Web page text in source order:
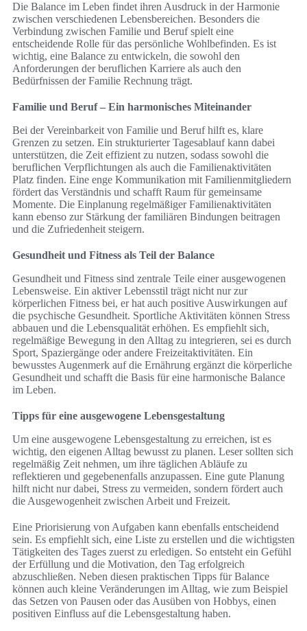
Die Balance im Leben findet ihren Ausdruck in der Harmonie
zwischen verschiedenen Lebensbereichen. Besonders die
Verbindung zwischen Familie und Beruf spielt eine
entscheidende Rolle für das persönliche Wohlbefinden. Es ist
wichtig, eine Balance zu entwickeln, die sowohl den
Anforderungen der beruflichen Karriere als auch den
Bedürfnissen der Familie Rechnung trägt.
Familie und Beruf – Ein harmonisches Miteinander
Bei der Vereinbarkeit von Familie und Beruf hilft es, klare
Grenzen zu setzen. Ein strukturierter Tagesablauf kann dabei
unterstützen, die Zeit effizient zu nutzen, sodass sowohl die
beruflichen Verpflichtungen als auch die Familienaktivitäten
Platz finden. Eine enge Kommunikation mit Familienmitgliedern
fördert das Verständnis und schafft Raum für gemeinsame
Momente. Die Einplanung regelmäßiger Familienaktivitäten
kann ebenso zur Stärkung der familiären Bindungen beitragen
und die Zufriedenheit steigern.
Gesundheit und Fitness als Teil der Balance
Gesundheit und Fitness sind zentrale Teile einer ausgewogenen
Lebensweise. Ein aktiver Lebensstil trägt nicht nur zur
körperlichen Fitness bei, er hat auch positive Auswirkungen auf
die psychische Gesundheit. Sportliche Aktivitäten können Stress
abbauen und die Lebensqualität erhöhen. Es empfiehlt sich,
regelmäßige Bewegung in den Alltag zu integrieren, sei es durch
Sport, Spaziergänge oder andere Freizeitaktivitäten. Ein
bewusstes Augenmerk auf die Ernährung ergänzt die körperliche
Gesundheit und schafft die Basis für eine harmonische Balance
im Leben.
Tipps für eine ausgewogene Lebensgestaltung
Um eine ausgewogene Lebensgestaltung zu erreichen, ist es
wichtig, den eigenen Alltag bewusst zu planen. Leser sollten sich
regelmäßig Zeit nehmen, um ihre täglichen Abläufe zu
reflektieren und gegebenenfalls anzupassen. Eine gute Planung
hilft nicht nur dabei, Stress zu vermeiden, sondern fördert auch
die Ausgewogenheit zwischen Arbeit und Freizeit.
Eine Priorisierung von Aufgaben kann ebenfalls entscheidend
sein. Es empfiehlt sich, eine Liste zu erstellen und die wichtigsten
Tätigkeiten des Tages zuerst zu erledigen. So entsteht ein Gefühl
der Erfüllung und die Motivation, den Tag erfolgreich
abzuschließen. Neben diesen praktischen Tipps für Balance
können auch kleine Veränderungen im Alltag, wie zum Beispiel
das Setzen von Pausen oder das Ausüben von Hobbys, einen
positiven Einfluss auf die Lebensgestaltung haben.